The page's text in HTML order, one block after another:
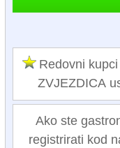
Redovni
ZVJEZDICA
Ako ste
registrirati kod